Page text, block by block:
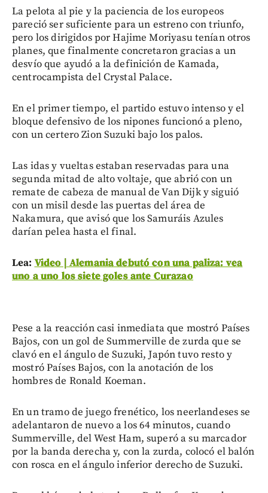
La pelota al pie y la paciencia de los europeos
pareció ser suficiente para un estreno con triunfo,
pero los dirigidos por Hajime Moriyasu tenían otros
planes, que finalmente concretaron gracias a un
desvío que ayudó a la definición de Kamada,
centrocampista del Crystal Palace.
En el primer tiempo, el partido estuvo intenso y el
bloque defensivo de los nipones funcionó a pleno,
con un certero Zion Suzuki bajo los palos.
Las idas y vueltas estaban reservadas para una
segunda mitad de alto voltaje, que abrió con un
remate de cabeza de manual de Van Dijk y siguió
con un misil desde las puertas del área de
Nakamura, que avisó que los Samuráis Azules
darían pelea hasta el final.
Lea: Video | Alemania debutó con una paliza: vea
uno a uno los siete goles ante Curazao
Pese a la reacción casi inmediata que mostró Países
Bajos, con un gol de Summerville de zurda que se
clavó en el ángulo de Suzuki, Japón tuvo resto y
mostró Países Bajos, con la anotación de los
hombres de Ronald Koeman.
En un tramo de juego frenético, los neerlandeses se
adelantaron de nuevo a los 64 minutos, cuando
Summerville, del West Ham, superó a su marcador
por la banda derecha y, con la zurda, colocó el balón
con rosca en el ángulo inferior derecho de Suzuki.